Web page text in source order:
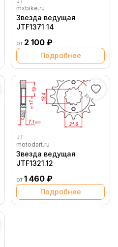
mxbike.ru
Звезда ведущая
JTF1371 14
от 2 100 ₽
Подробнее
JT
motodart.ru
Звезда ведущая
JTF1321.12
от 1 460 ₽
Подробнее